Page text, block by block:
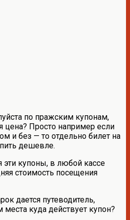
по пражским купонам,
цена? Просто например если
и без — то отдельно билет на
дешевле.
эти купоны, в любой кассе
стоимость посещения
дается путеводитель,
куда действует купон?